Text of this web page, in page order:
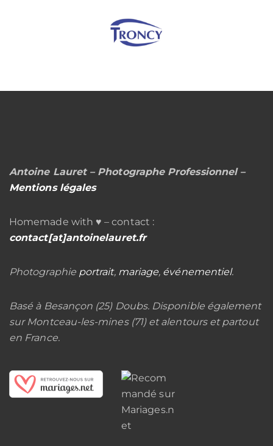
Antoine Lauret – Photographe Professionnel –
Mentions légales
Homemade with ♥ – contact :
contact[at]antoinelauret.fr
Photographie portrait, mariage, événementiel.
Basé à Besançon (25) Doubs. Disponible également
sur Montceau-les-mines (71) et alentours et partout
en France.